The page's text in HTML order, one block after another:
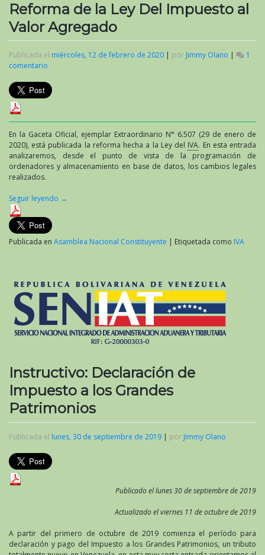
Reforma de la Ley Del Impuesto al
Valor Agregado
Publicada el miércoles, 12 de febrero de 2020 | por Jimmy Olano |
1
comentario
de
la
Del
Impuesto
al
Valor
Agregado
En la Gaceta Oficial, ejemplar Extraordinario N° 6.507 (29 de enero de
2020), está publicada la reforma hecha a la Ley del IVA. En esta entrada
analizaremos, desde el punto de vista de la programación de
ordenadores y almacenamiento en base de datos, los cambios legales
realizados.
Seguir leyendo →
Publicada en Asamblea Nacional Constituyente | Etiquetada como IVA
Instructivo: Declaración de
Impuesto a los Grandes
Patrimonios
Publicada el lunes, 30 de septiembre de 2019 | por Jimmy Olano
Publicado el lunes 30 de septiembre de 2019
Actualizado el viernes 11 de octubre de 2019
A partir del primero de octubre de 2019 comienza el período para
declaración y pago del Impuesto a los Grandes Patrimonios, un tributo